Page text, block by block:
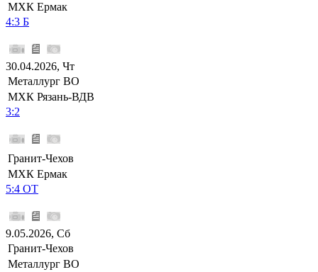
МХК Ермак
4:3 Б
30.04.2026, Чт
Металлург ВО
МХК Рязань-ВДВ
3:2
Гранит-Чехов
МХК Ермак
5:4 ОТ
9.05.2026, Сб
Гранит-Чехов
Металлург ВО